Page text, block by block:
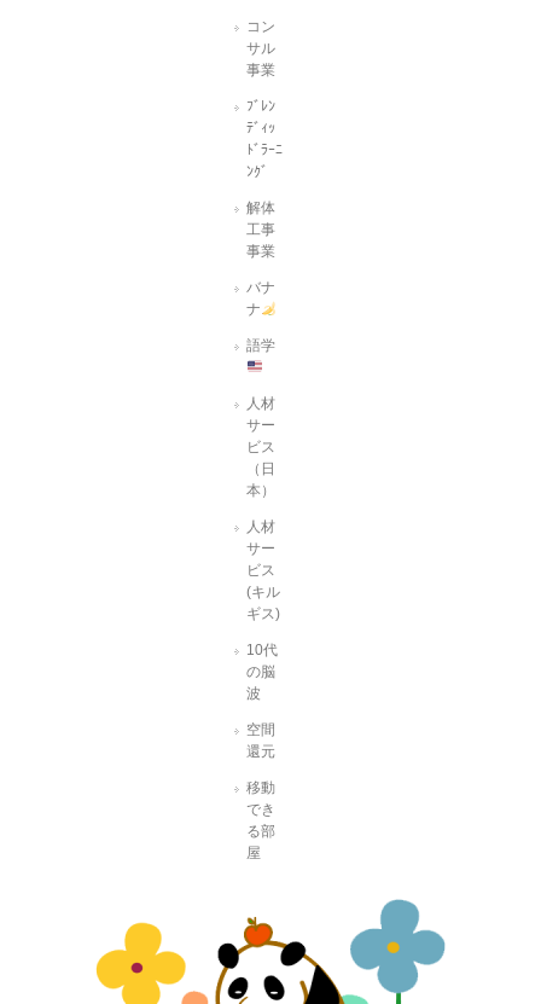
コン
サル
事業
ﾌﾞﾚﾝ
ﾃﾞｨｯ
ﾄﾞﾗｰﾆ
ﾝｸﾞ
解体
工事
事業
バナ
ナ
語学
人材
サー
ビス
（日
本）
人材
サー
ビス
(キル
ギス)
10代
の脳
波
空間
還元
移動
でき
る部
屋